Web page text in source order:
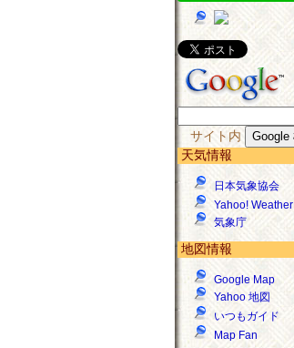
サイト内
天気情報
日本気象協会
Yahoo! Weather
気象庁
地図情報
Google Map
Yahoo 地図
いつもガイド
Map Fan